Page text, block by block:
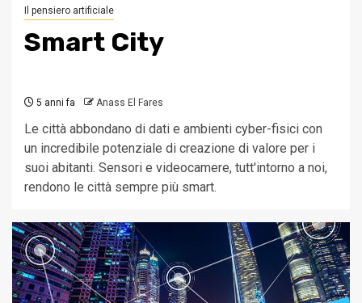
Il pensiero artificiale
Smart City
5 anni fa Anass El Fares
Le città abbondano di dati e ambienti cyber-fisici con
un incredibile potenziale di creazione di valore per i
suoi abitanti. Sensori e videocamere, tutt'intorno a noi,
rendono le città sempre più smart.